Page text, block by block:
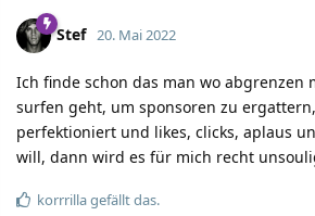
Stef 20. Mai 2022
Ich finde schon das man wo abgrenzen
surfen geht, um sponsoren zu
perfektioniert und likes, clicks, aplaus
will, dann wird es für mich recht
korrrillagefällt das.